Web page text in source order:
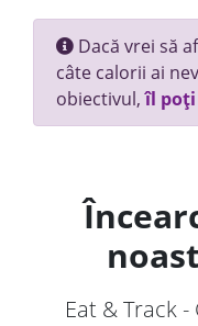
Dacă vrei să
câte calorii ai
obiectivul,îl poți
Eat & Track